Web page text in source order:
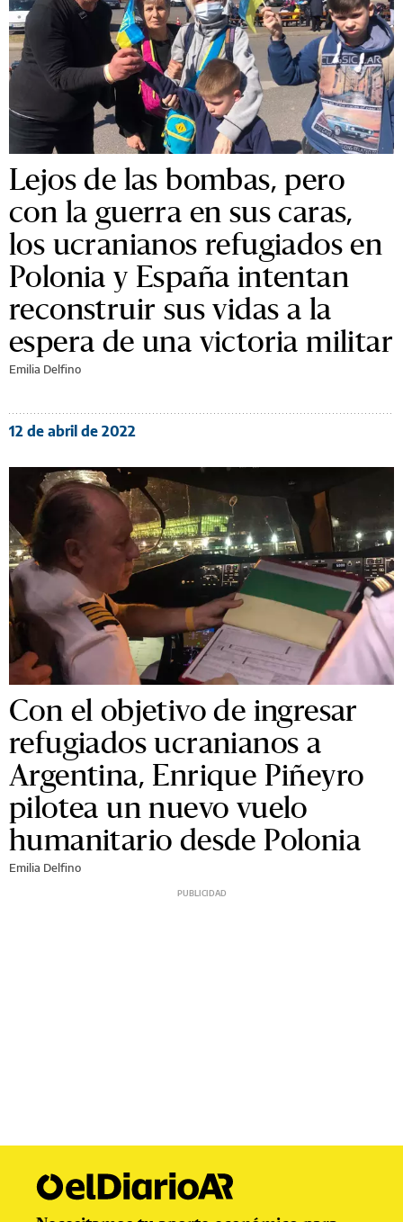
Lejos de las bombas, pero
con la guerra en sus caras,
los ucranianos refugiados en
Polonia y España intentan
reconstruir sus vidas a la
espera de una victoria militar
Emilia Delfino
12 de abril de 2022
Con el objetivo de ingresar
refugiados ucranianos a
Argentina, Enrique Piñeyro
pilotea un nuevo vuelo
humanitario desde Polonia
Emilia Delfino